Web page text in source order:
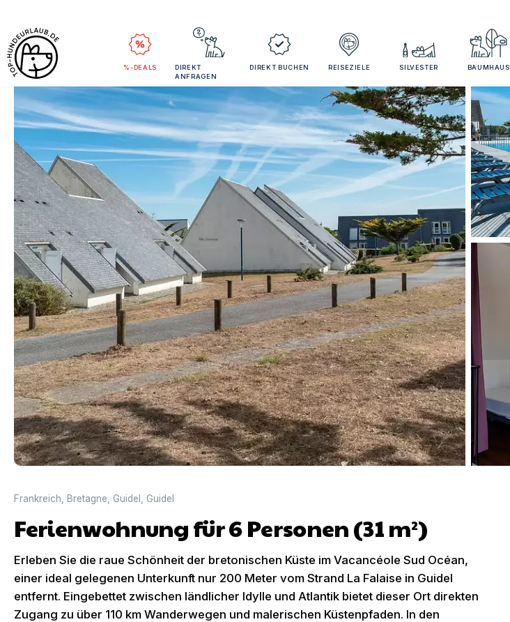
%-DEALS
DIREKT
ANFRAGEN
DIREKT BUCHEN REISEZIELE SILVESTER BAUMHAUS
Frankreich Bretagne Guidel Guidel
Ferienwohnung für 6 Personen (31 m²)
Erleben Sie die raue Schönheit der bretonischen Küste im Vacancéole Sud Océan,
einer ideal gelegenen Unterkunft nur 200 Meter vom Strand La Falaise in Guidel
entfernt. Eingebettet zwischen ländlicher Idylle und Atlantik bietet dieser Ort direkten
Zugang zu über 110 km Wanderwegen und malerischen Küstenpfaden. In den